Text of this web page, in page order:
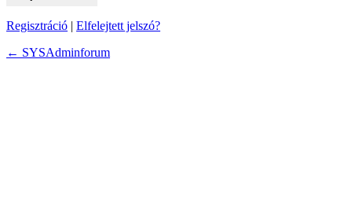
Regisztráció | Elfelejtett jelszó?
← SYSAdminforum